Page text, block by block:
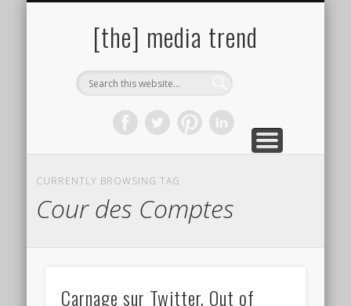
[the] media trend
CURRENTLY BROWSING TAG
Cour des Comptes
Carnage sur Twitter, Out of